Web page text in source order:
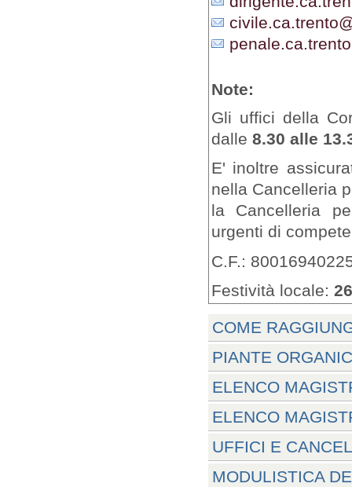
Note:
Gli uffici della
dalle 8.30 alle
E' inoltre
nella Cancelleria
la Cancelleria
urgenti di
C.F.:
Festività locale:
COME
PIANTE
ELENCO
ELENCO
UFFICI E
MODULISTICA